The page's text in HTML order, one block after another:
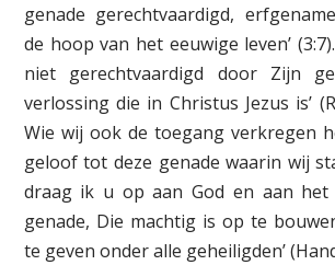
genade gerechtvaardigd,
de hoop van het eeuwige leven’
niet gerechtvaardigd door Zijn
verlossing die in Christus Jezus is’
Wie wij ook de toegang verkregen
geloof tot deze genade waarin wij
draag ik u op aan God en aan het
genade, Die machtig is op te
te geven onder alle geheiligden’